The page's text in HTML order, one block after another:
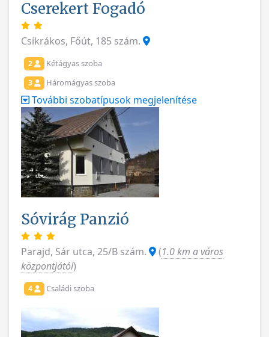
Cserekert Fogadó
Csíkrákos, Főút, 185 szám.
2 Kétágyas szoba
3 Háromágyas szoba
További szobatípusok megjelenítése
Sóvirág Panzió
Parajd, Sár utca, 25/B szám. (1.0 km a város
központjától)
4 Családi szoba